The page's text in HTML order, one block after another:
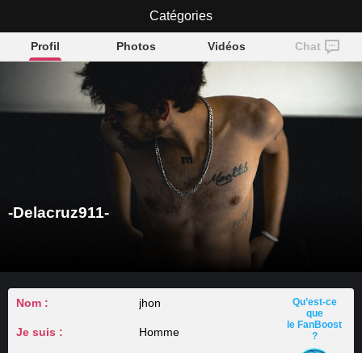
-Delacruz911-
Profil Photos Vidéos Chat
-Delacruz911-
Nom : jhon
Je suis : Homme
Qu’est-ce
que
le FanBoost
?
Catégories